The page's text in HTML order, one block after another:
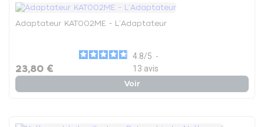
Adaptateur KAT002ME - L'Adaptateur
4.8/5 -
13 avis
23,80 €
Voir